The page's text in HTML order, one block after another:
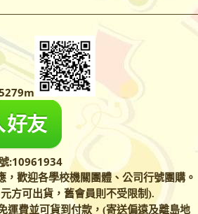
:10961934
，歡迎各學校機關團體、公司行號團購。
方可出貨，舊會員則不受限制).
運費並可貨到付款，(寄送偏遠及離島地